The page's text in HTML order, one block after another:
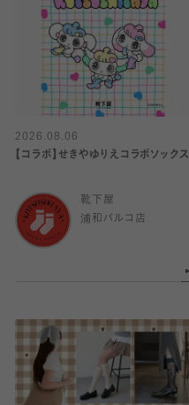
2026.08.06
【コラボ】せきやゆりえコラボソックス
靴下屋
浦和パルコ店